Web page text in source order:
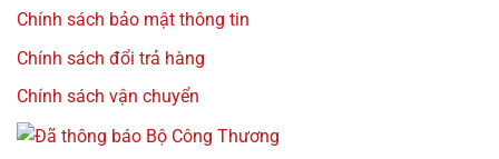
Chính sách bảo mật thông tin
Chính sách đổi trả hàng
Chính sách vận chuyển